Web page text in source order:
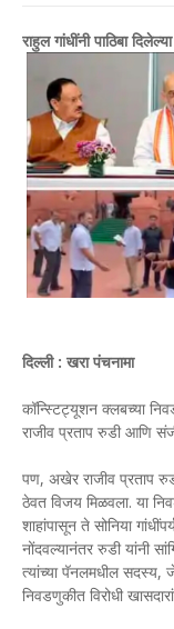
राहुल गांधींनी पाठिबा
दिल्ली : खरा पंचनामा
कॉन्स्टिट्यूशन क्लबच्या
राजीव प्रताप रुडी आणि
पण, अखेर राजीव प्रताप
ठेवत विजय मिळवला. या
शाहांपासून ते सोनिया
नोंदवल्यानंतर रुडी यांनी
त्यांच्या पॅनलमधील सदस्य,
निवडणुकीत विरोधी